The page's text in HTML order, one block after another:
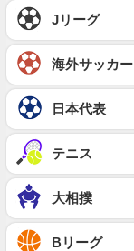
Jリーグ
海外サッカー
日本代表
テニス
大相撲
Bリーグ